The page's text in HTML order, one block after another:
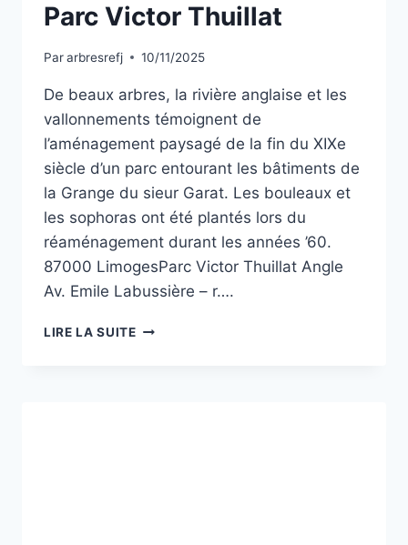
Parc Victor Thuillat
Pararbresrefj 10/11/2025
De beaux arbres, la rivière anglaise et les
vallonnements témoignent de
l’aménagement paysagé de la fin du XIXe
siècle d’un parc entourant les bâtiments de
la Grange du sieur Garat. Les bouleaux et
les sophoras ont été plantés lors du
réaménagement durant les années ’60.
87000 LimogesParc Victor Thuillat Angle
Av. Emile Labussière – r….
LIRE LA SUITEPARC